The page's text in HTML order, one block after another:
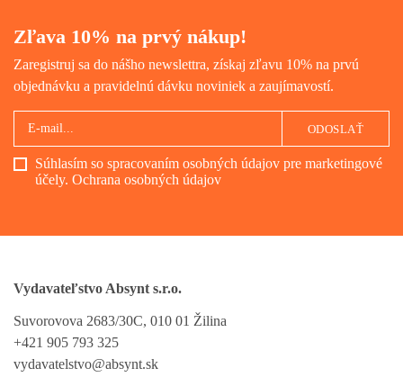
Zľava 10% na prvý nákup!
Zaregistruj sa do nášho newslettra, získaj zľavu 10% na prvú
objednávku a pravidelnú dávku noviniek a zaujímavostí.
Súhlasím so spracovaním osobných údajov pre marketingové
účely. Ochrana osobných údajov
ODOSLAŤ
Vydavateľstvo Absynt s.r.o.
Suvorovova 2683/30C, 010 01 Žilina
+421 905 793 325
vydavatelstvo@absynt.sk